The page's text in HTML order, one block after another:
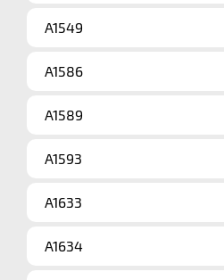
A1549
A1586
A1589
A1593
A1633
A1634